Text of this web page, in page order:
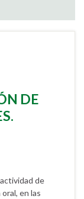
DE
de
en las